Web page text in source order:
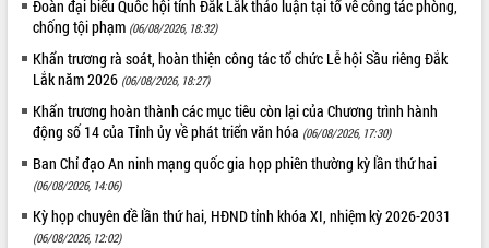
Đoàn đại biểu Quốc hội tỉnh Đắk Lắk thảo luận tại tổ về công tác phòng,
chống tội phạm (06/08/2026, 18:32)
Khẩn trương rà soát, hoàn thiện công tác tổ chức Lễ hội Sầu riêng Đắk
Lắk năm 2026 (06/08/2026, 18:27)
Khẩn trương hoàn thành các mục tiêu còn lại của Chương trình hành
động số 14 của Tỉnh ủy về phát triển văn hóa (06/08/2026, 17:30)
Ban Chỉ đạo An ninh mạng quốc gia họp phiên thường kỳ lần thứ hai
(06/08/2026, 14:06)
Kỳ họp chuyên đề lần thứ hai, HĐND tỉnh khóa XI, nhiệm kỳ 2026-2031
(06/08/2026, 12:02)